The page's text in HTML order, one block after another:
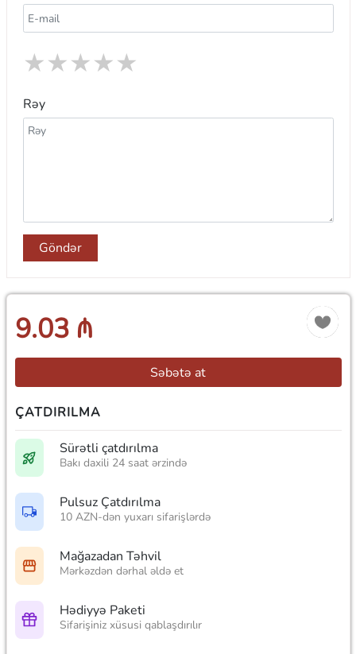
★
★
★
★
★
Rəy
Göndər
9.03 ₼
Səbətə at
ÇATDIRILMA
Sürətli çatdırılma
Bakı daxili 24 saat ərzində
Pulsuz Çatdırılma
10 AZN-dən yuxarı sifarişlərdə
Mağazadan Təhvil
Mərkəzdən dərhal əldə et
Hədiyyə Paketi
Sifarişiniz xüsusi qablaşdırılır